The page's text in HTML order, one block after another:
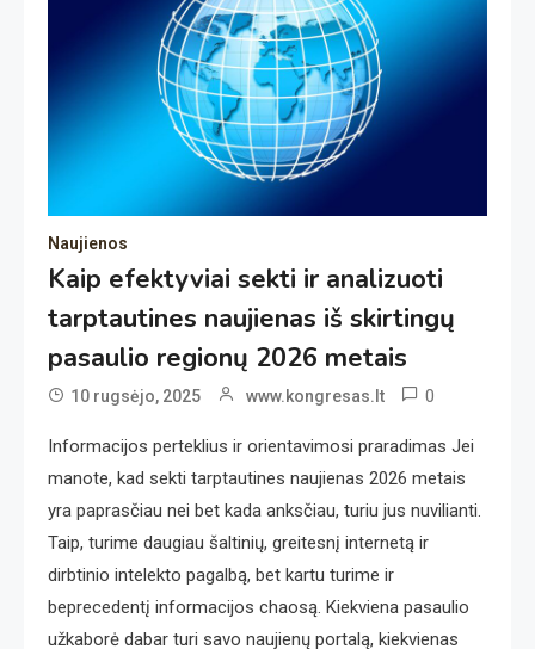
Naujienos
Kaip efektyviai sekti ir analizuoti
tarptautines naujienas iš skirtingų
pasaulio regionų 2026 metais
10 rugsėjo, 2025 www.kongresas.lt 0
Informacijos perteklius ir orientavimosi praradimas Jei
manote, kad sekti tarptautines naujienas 2026 metais
yra paprasčiau nei bet kada anksčiau, turiu jus nuvilianti.
Taip, turime daugiau šaltinių, greitesnį internetą ir
dirbtinio intelekto pagalbą, bet kartu turime ir
beprecedentį informacijos chaosą. Kiekviena pasaulio
užkaborė dabar turi savo naujienų portalą, kiekvienas